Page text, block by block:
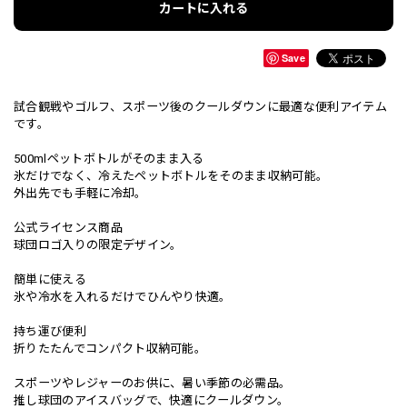
カートに入れる
Save
試合観戦やゴルフ、スポーツ後のクールダウンに最適な便利アイテム
です。
500mlペットボトルがそのまま入る
氷だけでなく、冷えたペットボトルをそのまま収納可能。
外出先でも手軽に冷却。
公式ライセンス商品
球団ロゴ入りの限定デザイン。
簡単に使える
氷や冷水を入れるだけでひんやり快適。
持ち運び便利
折りたたんでコンパクト収納可能。
スポーツやレジャーのお供に、暑い季節の必需品。
推し球団のアイスバッグで、快適にクールダウン。